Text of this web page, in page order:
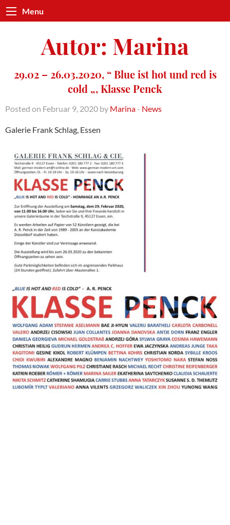
Menu
Autor: Marina
29.02 – 26.03.2020, “ Blue ist hot und red is
cold „, Klasse Penck
Posted on Februar 9, 2020 by Marina - News
Galerie Frank Schlag, Essen